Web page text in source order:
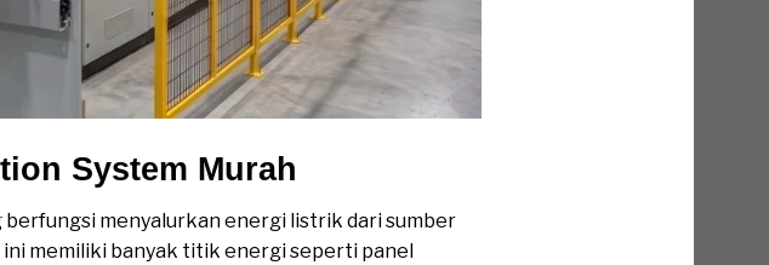
System Murah
menyalurkan energi listrik dari sumber
ini memiliki banyak titik energi seperti panel